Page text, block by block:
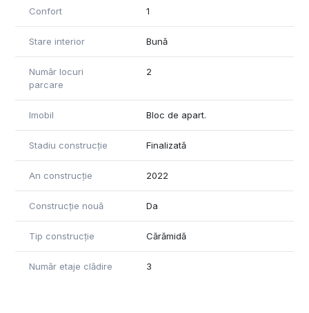
Confort 1
Stare interior Bună
Număr locuri
parcare
2
Imobil Bloc de apart.
Stadiu construcție Finalizată
An construcție 2022
Construcție nouă Da
Tip construcție Cărămidă
Număr etaje clădire 3